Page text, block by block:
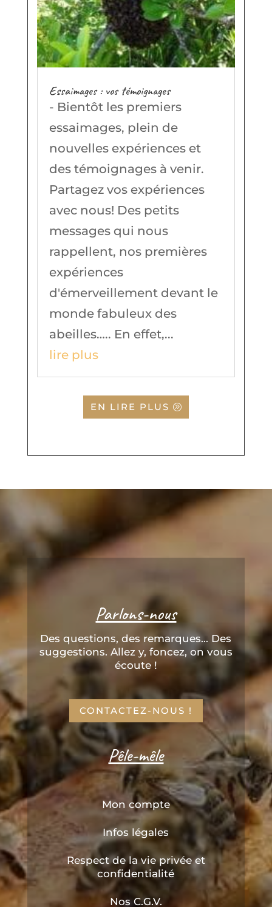
Essaimages : vos témoignages
- Bientôt les premiers
essaimages, plein de
nouvelles expériences et
des témoignages à venir.
Partagez vos expériences
avec nous! Des petits
messages qui nous
rappellent, nos premières
expériences
d'émerveillement devant le
monde fabuleux des
abeilles….. En effet,...
lire plus
EN LIRE PLUS
Parlons-nous
Des questions, des remarques... Des
suggestions. Allez y, foncez, on vous
écoute !
CONTACTEZ-NOUS !
Pêle-mêle
Mon compte
Infos légales
Respect de la vie privée et
confidentialité
Nos C.G.V.